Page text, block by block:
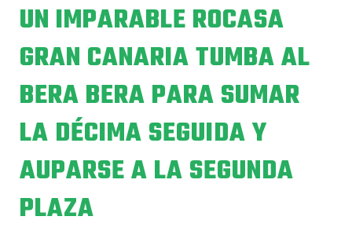
UN IMPARABLE ROCASA
GRAN CANARIA TUMBA AL
BERA BERA PARA SUMAR
LA DÉCIMA SEGUIDA Y
AUPARSE A LA SEGUNDA
PLAZA